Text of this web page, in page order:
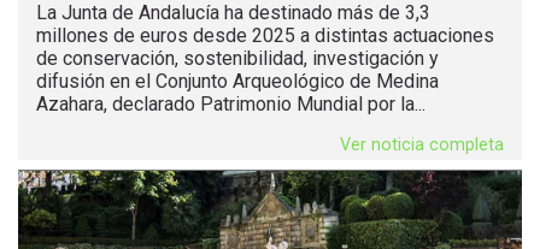
La Junta de Andalucía ha destinado más de 3,3
millones de euros desde 2025 a distintas actuaciones
de conservación, sostenibilidad, investigación y
difusión en el Conjunto Arqueológico de Medina
Azahara, declarado Patrimonio Mundial por la...
Ver noticia completa